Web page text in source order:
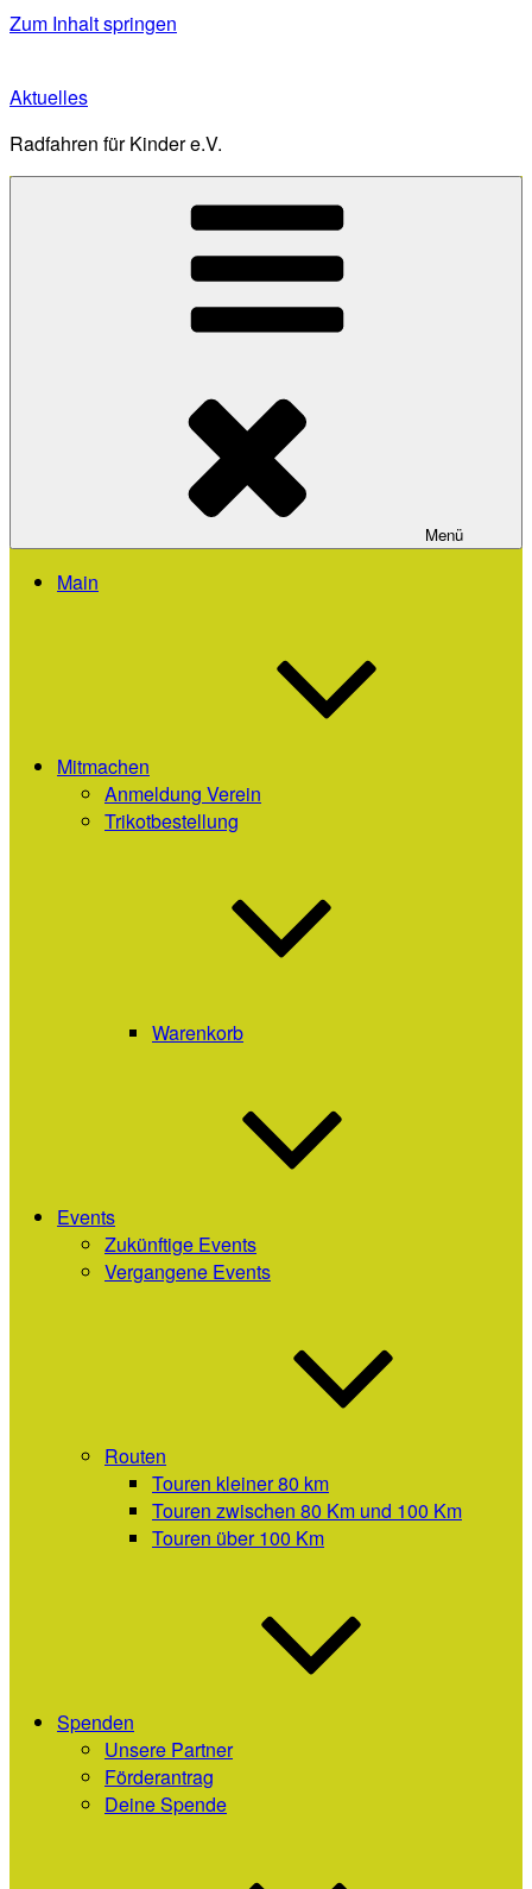
Zum Inhalt springen
Aktuelles
Radfahren für Kinder e.V.
Menü
Main
Mitmachen
Anmeldung Verein
Trikotbestellung
Warenkorb
Events
Zukünftige Events
Vergangene Events
Routen
Touren kleiner 80 km
Touren zwischen 80 Km und 100 Km
Touren über 100 Km
Spenden
Unsere Partner
Förderantrag
Deine Spende